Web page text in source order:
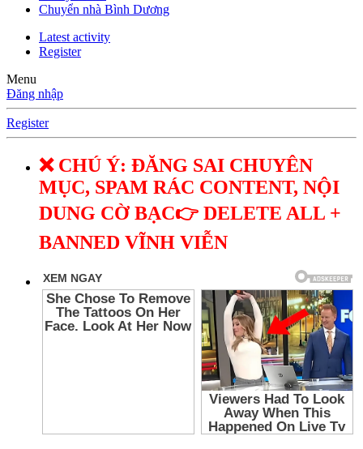
Chuyển nhà Bình Dương
Latest activity
Register
Menu
Đăng nhập
Register
❌ CHÚ Ý: ĐĂNG SAI CHUYÊN
MỤC, SPAM RÁC CONTENT, NỘI
DUNG CỜ BẠC👉 DELETE ALL +
BANNED VĨNH VIỄN